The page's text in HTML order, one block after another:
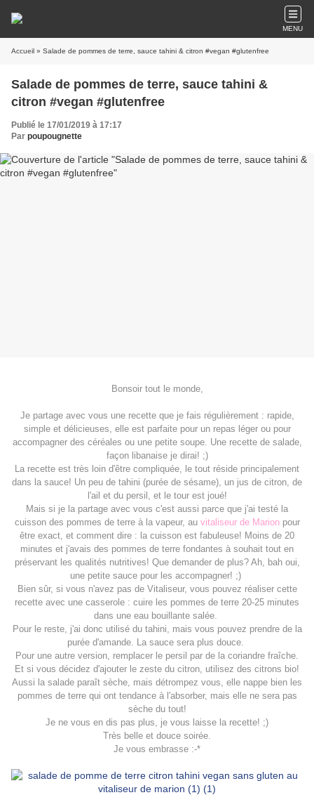
MENU
Accueil » Salade de pommes de terre, sauce tahini & citron #vegan #glutenfree
Salade de pommes de terre, sauce tahini &
citron #vegan #glutenfree
Publié le 17/01/2019 à 17:17
Par poupougnette
Bonsoir tout le monde,
Je partage avec vous une recette que je fais régulièrement : rapide,
simple et délicieuses, elle est parfaite pour un repas léger ou pour
accompagner des céréales ou une petite soupe. Une recette de salade,
façon libanaise je dirai! ;)
La recette est très loin d'être compliquée, le tout réside principalement
dans la sauce! Un peu de tahini (purée de sésame), un jus de citron, de
l'ail et du persil, et le tour est joué!
Mais si je la partage avec vous c'est aussi parce que j'ai testé la
cuisson des pommes de terre à la vapeur, au vitaliseur de Marionpour
être exact, et comment dire : la cuisson est fabuleuse! Moins de 20
minutes et j'avais des pommes de terre fondantes à souhait tout en
préservant les qualités nutritives! Que demander de plus? Ah, bah oui,
une petite sauce pour les accompagner! ;)
Bien sûr, si vous n'avez pas de Vitaliseur, vous pouvez réaliser cette
recette avec une casserole : cuire les pommes de terre 20-25 minutes
dans une eau bouillante salée.
Pour le reste, j'ai donc utilisé du tahini, mais vous pouvez prendre de la
purée d'amande. La sauce sera plus douce.
Pour une autre version, remplacer le persil par de la coriandre fraîche.
Et si vous décidez d'ajouter le zeste du citron, utilisez des citrons bio!
Aussi la salade paraît sèche, mais détrompez vous, elle nappe bien les
pommes de terre qui ont tendance à l'absorber, mais elle ne sera pas
sèche du tout!
Je ne vous en dis pas plus, je vous laisse la recette! ;)
Très belle et douce soirée.
Je vous embrasse :-*